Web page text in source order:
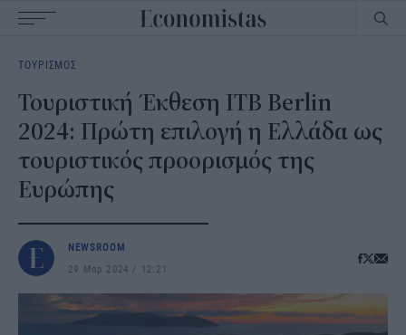
navigation
ΤΟΥΡΙΣΜΟΣ
Τουριστική Έκθεση ITB Berlin
2024: Πρώτη επιλογή η Ελλάδα ως
τουριστικός προορισμός της
Ευρώπης
NEWSROOM
29 Μαρ 2024
12:21